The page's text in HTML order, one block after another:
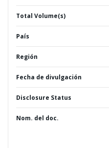
Total Volume(s)
País
Región
Fecha de divulgación
Disclosure Status
Nom. del doc.